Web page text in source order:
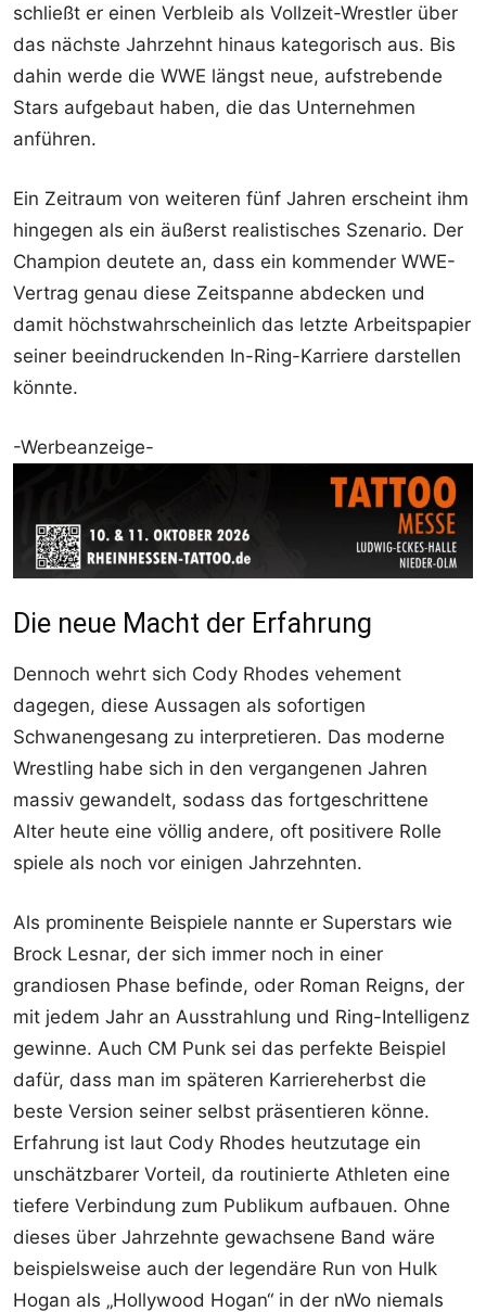
schließt er einen Verbleib als Vollzeit-Wrestler über
das nächste Jahrzehnt hinaus kategorisch aus. Bis
dahin werde die WWE längst neue, aufstrebende
Stars aufgebaut haben, die das Unternehmen
anführen.
Ein Zeitraum von weiteren fünf Jahren erscheint ihm
hingegen als ein äußerst realistisches Szenario. Der
Champion deutete an, dass ein kommender WWE-
Vertrag genau diese Zeitspanne abdecken und
damit höchstwahrscheinlich das letzte Arbeitspapier
seiner beeindruckenden In-Ring-Karriere darstellen
könnte.
-Werbeanzeige-
Die neue Macht der Erfahrung
Dennoch wehrt sich Cody Rhodes vehement
dagegen, diese Aussagen als sofortigen
Schwanengesang zu interpretieren. Das moderne
Wrestling habe sich in den vergangenen Jahren
massiv gewandelt, sodass das fortgeschrittene
Alter heute eine völlig andere, oft positivere Rolle
spiele als noch vor einigen Jahrzehnten.
Als prominente Beispiele nannte er Superstars wie
Brock Lesnar, der sich immer noch in einer
grandiosen Phase befinde, oder Roman Reigns, der
mit jedem Jahr an Ausstrahlung und Ring-Intelligenz
gewinne. Auch CM Punk sei das perfekte Beispiel
dafür, dass man im späteren Karriereherbst die
beste Version seiner selbst präsentieren könne.
Erfahrung ist laut Cody Rhodes heutzutage ein
unschätzbarer Vorteil, da routinierte Athleten eine
tiefere Verbindung zum Publikum aufbauen. Ohne
dieses über Jahrzehnte gewachsene Band wäre
beispielsweise auch der legendäre Run von Hulk
Hogan als „Hollywood Hogan“ in der nWo niemals